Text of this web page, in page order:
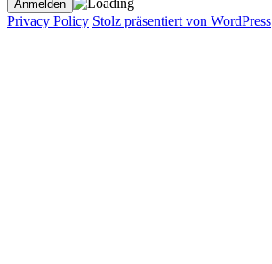
Privacy Policy Stolz präsentiert von WordPress